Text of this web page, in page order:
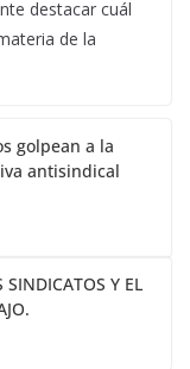
destacar cuál
de la
golpean a la
antisindical
Y EL